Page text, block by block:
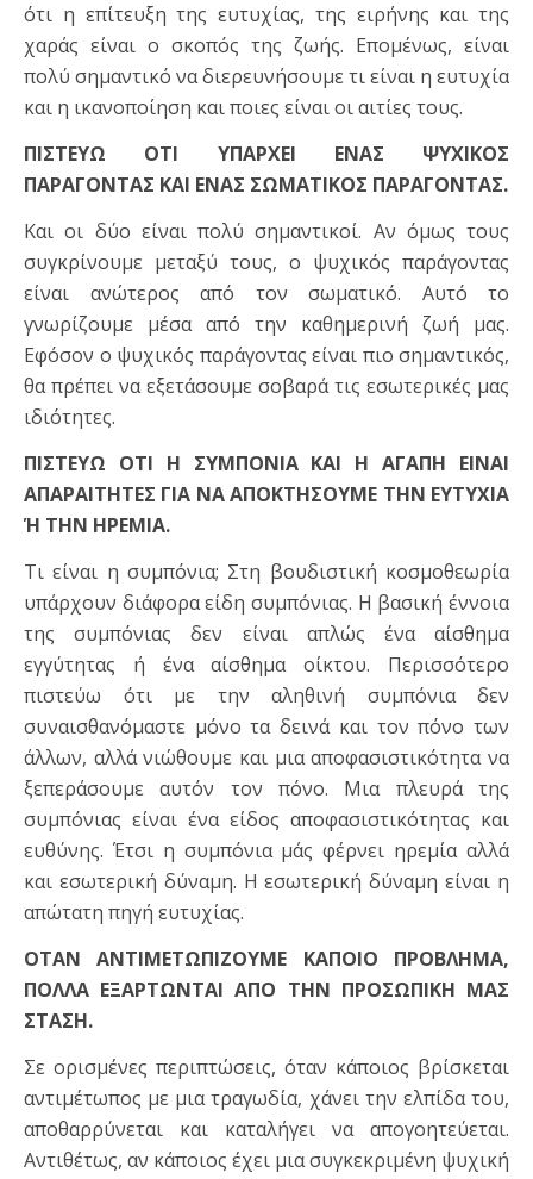
ότι η επίτευξη της ευτυχίας, της ειρήνης και της
χαράς είναι ο σκοπός της ζωής. Επομένως, είναι
πολύ σημαντικό να διερευνήσουμε τι είναι η ευτυχία
και η ικανοποίηση και ποιες είναι οι αιτίες τους.
ΠΙΣΤΕΥΩ ΟΤΙ ΥΠΑΡΧΕΙ ΕΝΑΣ ΨΥΧΙΚΟΣ
ΠΑΡΑΓΟΝΤΑΣ ΚΑΙ ΕΝΑΣ ΣΩΜΑΤΙΚΟΣ ΠΑΡΑΓΟΝΤΑΣ.
Και οι δύο είναι πολύ σημαντικοί. Αν όμως τους
συγκρίνουμε μεταξύ τους, ο ψυχικός παράγοντας
είναι ανώτερος από τον σωματικό. Αυτό το
γνωρίζουμε μέσα από την καθημερινή ζωή μας.
Εφόσον ο ψυχικός παράγοντας είναι πιο σημαντικός,
θα πρέπει να εξετάσουμε σοβαρά τις εσωτερικές μας
ιδιότητες.
ΠΙΣΤΕΥΩ ΟΤΙ Η ΣΥΜΠΟΝΙΑ ΚΑΙ Η ΑΓΑΠΗ ΕΙΝΑΙ
ΑΠΑΡΑΙΤΗΤΕΣ ΓΙΑ ΝΑ ΑΠΟΚΤΗΣΟΥΜΕ ΤΗΝ ΕΥΤΥΧΙΑ
Ή ΤΗΝ ΗΡΕΜΙΑ.
Τι είναι η συμπόνια; Στη βουδιστική κοσμοθεωρία
υπάρχουν διάφορα είδη συμπόνιας. Η βασική έννοια
της συμπόνιας δεν είναι απλώς ένα αίσθημα
εγγύτητας ή ένα αίσθημα οίκτου. Περισσότερο
πιστεύω ότι με την αληθινή συμπόνια δεν
συναισθανόμαστε μόνο τα δεινά και τον πόνο των
άλλων, αλλά νιώθουμε και μια αποφασιστικότητα να
ξεπεράσουμε αυτόν τον πόνο. Μια πλευρά της
συμπόνιας είναι ένα είδος αποφασιστικότητας και
ευθύνης. Έτσι η συμπόνια μάς φέρνει ηρεμία αλλά
και εσωτερική δύναμη. Η εσωτερική δύναμη είναι η
απώτατη πηγή ευτυχίας.
ΟΤΑΝ ΑΝΤΙΜΕΤΩΠΙΖΟΥΜΕ ΚΑΠΟΙΟ ΠΡΟΒΛΗΜΑ,
ΠΟΛΛΑ ΕΞΑΡΤΩΝΤΑΙ ΑΠΟ ΤΗΝ ΠΡΟΣΩΠΙΚΗ ΜΑΣ
ΣΤΑΣΗ.
Σε ορισμένες περιπτώσεις, όταν κάποιος βρίσκεται
αντιμέτωπος με μια τραγωδία, χάνει την ελπίδα του,
αποθαρρύνεται και καταλήγει να απογοητεύεται.
Αντιθέτως, αν κάποιος έχει μια συγκεκριμένη ψυχική